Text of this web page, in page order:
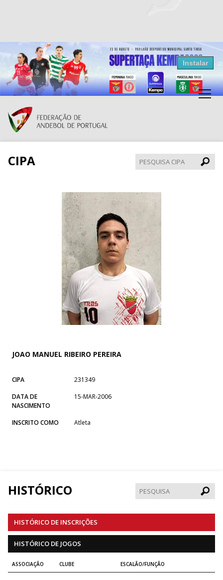
Resultados Andebol
Federação de Andebol de Portugal
Grátis - Disponivel na Play Store
Instalar
CIPA
CIPA
JOAO MANUEL RIBEIRO PEREIRA
CIPA
231349
DATA DE
NASCIMENTO
15-MAR-2006
INSCRITO COMO Atleta
HISTÓRICO
HISTÓRICO DE INSCRIÇÕES
HISTÓRICO DE JOGOS
ASSOCIAÇÃO CLUBE ESCALÃO/FUNÇÃO